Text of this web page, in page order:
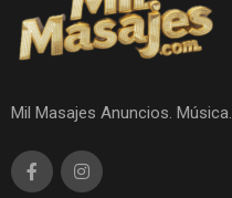
Mil Masajes Anuncios. Música.